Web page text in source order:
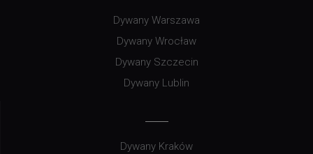
Dywany Warszawa
Dywany Wrocław
Dywany Szczecin
Dywany Lublin
Dywany Kraków